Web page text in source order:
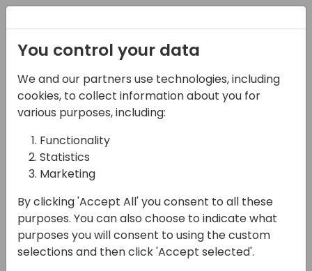
22-05-2025
Novità in Business
Central Manufacturing
2025 Wave 1
11:45 - 12:30
Sala Envisioning (piano 1)
Back to event schedule
You control your data
We and our partners use technologies, including
cookies, to collect information about you for
various purposes, including:
Functionality
Statistics
Marketing
By clicking 'Accept All' you consent to all these
purposes. You can also choose to indicate what
purposes you will consent to using the custom
selections and then click 'Accept selected'.